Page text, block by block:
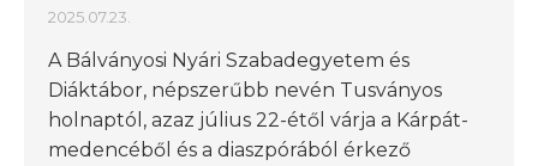
2025.07.23.
A Bálványosi Nyári Szabadegyetem és
Diáktábor, népszerűbb nevén Tusványos
holnaptól, azaz július 22-étől várja a Kárpát-
medencéből és a diaszpórából érkező